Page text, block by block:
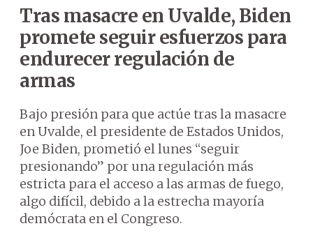
Tras masacre en Uvalde, Biden
promete seguir esfuerzos para
endurecer regulación de
armas
Bajo presión para que actúe tras la masacre
en Uvalde, el presidente de Estados Unidos,
Joe Biden, prometió el lunes “seguir
presionando” por una regulación más
estricta para el acceso a las armas de fuego,
algo difícil, debido a la estrecha mayoría
demócrata en el Congreso.